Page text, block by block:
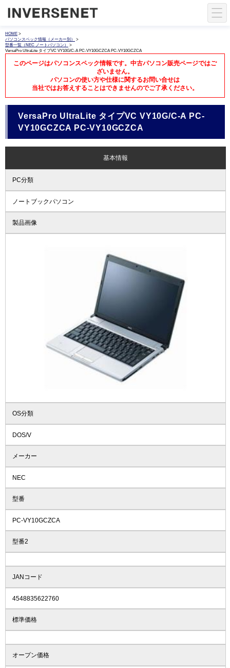
HOME >
パソコンスペック情報（メーカー別）
>
型番一覧（NEC ノートパソコン）
>
VersaPro UltraLite タイプVC VY10G/C-A PC-VY10GCZCA PC-VY10GCZCA
このページはパソコンスペック情報です。中古パソコン販売ページではご
ざいません。
パソコンの使い方や仕様に関するお問い合せは
当社ではお答えすることはできませんのでご了承ください。
VersaPro UltraLite タイプVC VY10G/C-A PC-
VY10GCZCA PC-VY10GCZCA
基本情報
PC分類
ノートブックパソコン
製品画像
OS分類
DOS/V
メーカー
NEC
型番
PC-VY10GCZCA
型番2
JANコード
4548835622760
標準価格
オープン価格